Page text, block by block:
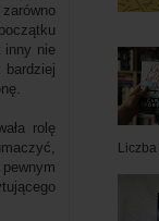
inny nie
bardziej
rolę